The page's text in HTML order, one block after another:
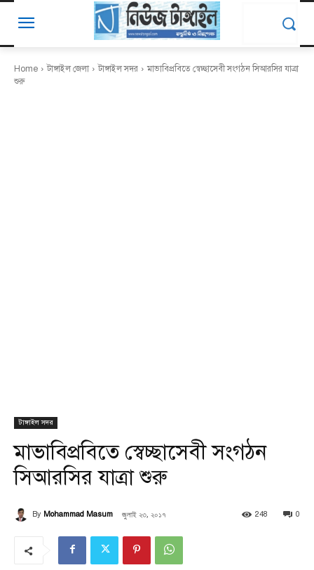
Home টাঙ্গাইল জেলা টাঙ্গাইল সদর
মাভাবিপ্রবিতে স্বেচ্ছাসেবী সংগঠন সিআরসির যাত্রা
শুরু
টাঙ্গাইল সদর
মাভাবিপ্রবিতে স্বেচ্ছাসেবী সংগঠন
সিআরসির যাত্রা শুরু
By Mohammad Masum জুলাই ২৩, ২০১৭ 0
248